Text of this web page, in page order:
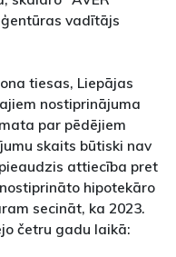
vadītājs
tiesas, Liepājas
nostiprinājuma
par pēdējiem
skaits būtiski nav
attiecība pret
hipotekāro
secināt, ka 2023.
četru gadu laikā: